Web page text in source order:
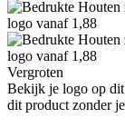
Vergroten
Bekijk je logo op
dit product zonder